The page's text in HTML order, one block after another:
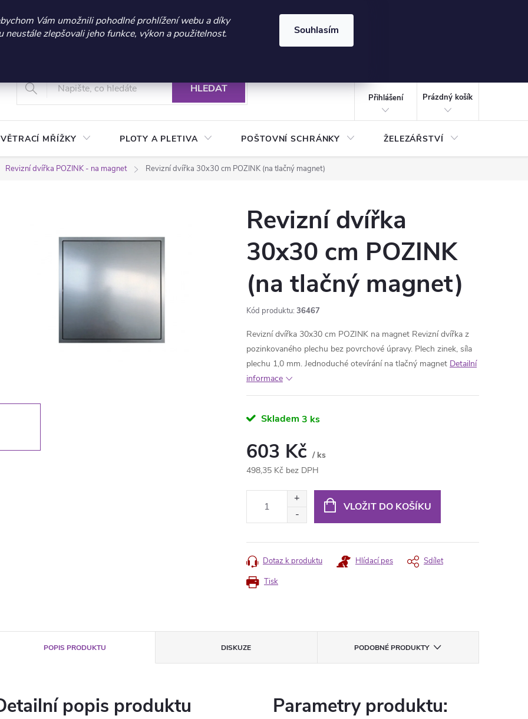
sleva 300 Kč při nákupu nad 3.000 Kč | Platnost do 21.9.2026 ⏰ | Kód: LÉTO2026
Vám umožnili pohodlné prohlížení webu a díky
neustále zlepšovali jeho funkce, výkon a použitelnost.
Souhlasím
+420 604 269 200
Vrácení a reklamace zboží Podmínky ochrany osobních údajů
HLEDAT
Přihlášení
KOŠÍK
Prázdný košík
VĚTRACÍ MŘÍŽKY PLOTY A PLETIVA POŠTOVNÍ SCHRÁNKY ŽELEZÁŘSTVÍ
Revizní dvířka POZINK - na magnet Revizní dvířka 30x30 cm POZINK (na tlačný magnet)
Revizní dvířka
30x30 cm POZINK
(na tlačný magnet)
Kód produktu: 36467
Revizní dvířka 30x30 cm POZINK na magnet Revizní dvířka z
pozinkovaného plechu bez povrchové úpravy. Plech zinek, síla
plechu 1,0 mm. Jednoduché otevírání na tlačný magnet Detailní
informace
Skladem 3 ks
603 Kč / ks
498,35 Kč bez DPH
VLOŽIT DO KOŠÍKU
Tisk
Dotaz k produktu Hlídací pes Sdílet
POPIS PRODUKTU DISKUZE PODOBNÉ PRODUKTY
popis produktu Parametry produktu: